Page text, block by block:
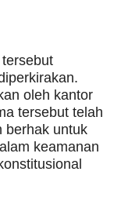
oleh kantor
tersebut telah
berhak untuk
keamanan